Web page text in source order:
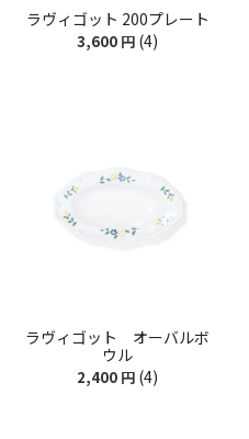
ラヴィゴット 200プレート
3,600 円 (4)
ラヴィゴット オーバルボ
ウル
2,400 円 (4)